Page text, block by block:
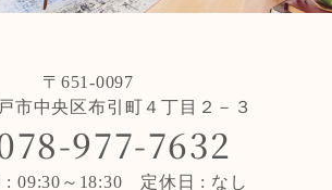
〒651-0097
市中央区布引町４丁目２－３
977-7632
: 09:30～18:30 定休日 : なし